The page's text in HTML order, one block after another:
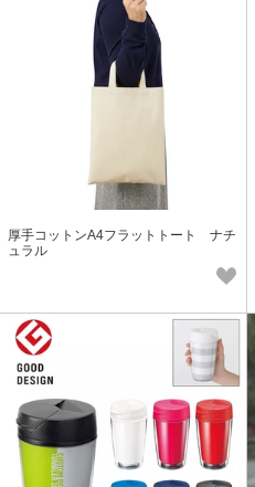
厚手コットンA4フラットトート ナチ
ュラル